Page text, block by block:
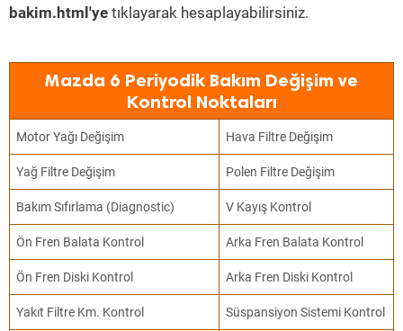
bakim.html'ye tıklayarak hesaplayabilirsiniz.
Mazda 6 Periyodik Bakım Değişim ve
Kontrol Noktaları
Motor Yağı Değişim Hava Filtre Değişim
Yağ Filtre Değişim Polen Filtre Değişim
Bakım Sıfırlama (Diagnostic) V Kayış Kontrol
Ön Fren Balata Kontrol Arka Fren Balata Kontrol
Ön Fren Diski Kontrol Arka Fren Diski Kontrol
Yakıt Filtre Km. Kontrol Süspansiyon Sistemi Kontrol